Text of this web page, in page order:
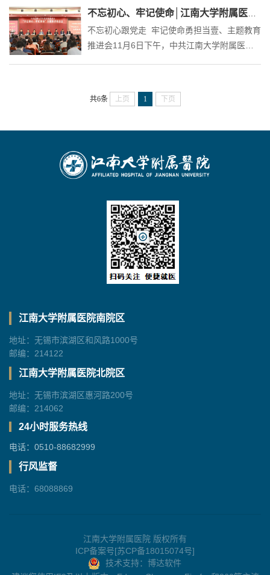
利召开营造良好氛围”。你我一起，争做国家安
不忘初心跟党走 牢记使命勇担当壹、主题教育
推进会11月6日下午，中共江南大学附属医院
题学习交流、回应职工关切、部署下一阶段重
点工作，进一步深入学习贯彻习近平新时代中
处、取得实效。会议由院党委副书记...
共6条 上页 1 下页
江南大学附属医院南院区
地址：无锡市滨湖区和风路1000号
邮编：214122
江南大学附属医院北院区
地址：无锡市滨湖区惠河路200号
邮编：214062
24小时服务热线
电话：0510-88682999
行风监督
电话：68088869
江南大学附属医院 版权所有
ICP备案号[苏CP备18015074号]
技术支持：博达软件